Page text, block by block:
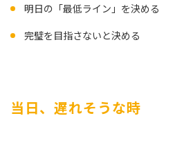
明日の「最低ライン」を決める
完璧を目指さないと決める
当日、遅れそうな時